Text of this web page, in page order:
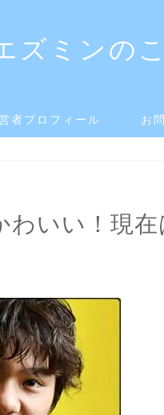
ズミンの
者プロフィール お
わいい！現